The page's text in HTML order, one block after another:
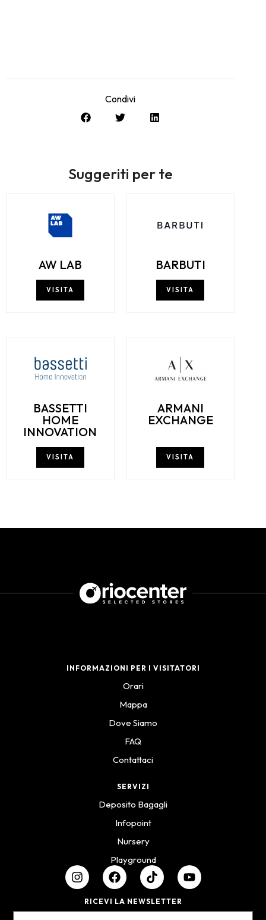
Condivi
Suggeriti per te
AW LAB
VISITA
BARBUTI
VISITA
BASSETTI
HOME
INNOVATION
VISITA
ARMANI
EXCHANGE
VISITA
INFORMAZIONI PER I VISITATORI
Orari
Mappa
Dove Siamo
FAQ
Contattaci
SERVIZI
Deposito Bagagli
Infopoint
Nursery
Playground
RICEVI LA NEWSLETTER